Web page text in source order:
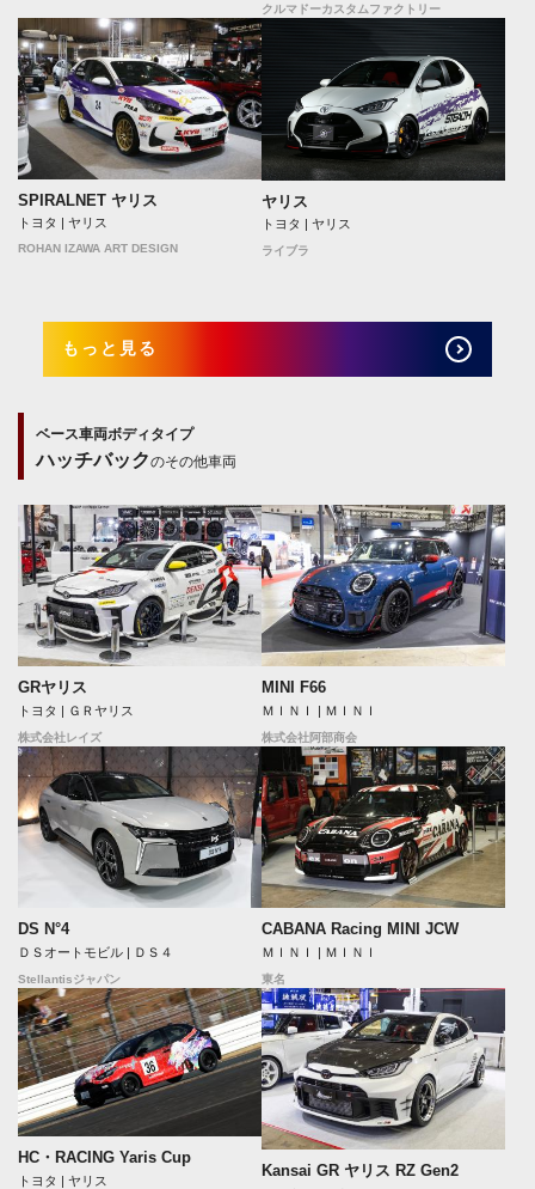
クルマドーカスタムファクトリー
SPIRALNET ヤリス
トヨタ | ヤリス
ROHAN IZAWA ART DESIGN
ヤリス
トヨタ | ヤリス
ライブラ
もっと見る
ベース車両ボディタイプ
ハッチバックのその他車両
GRヤリス
トヨタ | ＧＲヤリス
株式会社レイズ
MINI F66
ＭＩＮＩ | ＭＩＮＩ
株式会社阿部商会
DS N°4
ＤＳオートモビル | ＤＳ４
Stellantisジャパン
CABANA Racing MINI JCW
ＭＩＮＩ | ＭＩＮＩ
東名
HC・RACING Yaris Cup
トヨタ | ヤリス
Kansai GR ヤリス RZ Gen2